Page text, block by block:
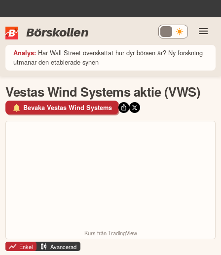
Börskollen
Analys: Har Wall Street överskattat hur dyr börsen är? Ny forskning
utmanar den etablerade synen
Vestas Wind Systems aktie (VWS)
Bevaka Vestas Wind Systems
Kurs från TradingView
Enkel
Avancerad